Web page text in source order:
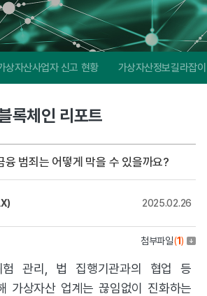
상자산사업자 신고 현황 가상자산정보길라잡이
록체인 리포트
범죄는 어떻게 막을 수 있을까요?
2025.02.26
첨부파일(1)
험 관리, 법 집행기관과의 협업 등
가상자산 업계는 끊임없이 진화하는